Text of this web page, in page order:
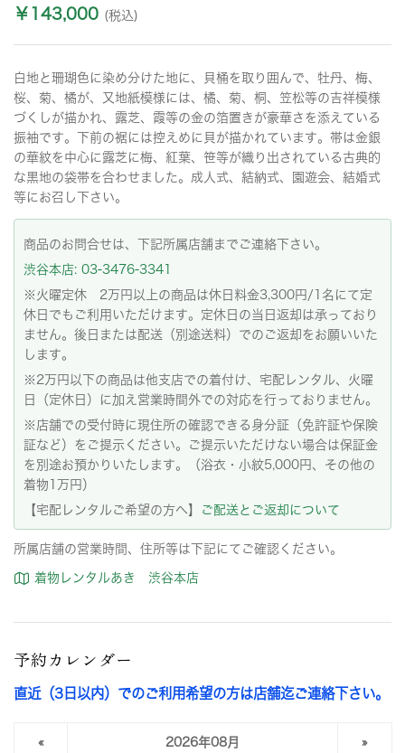
￥143,000 (税込)
白地と珊瑚色に染め分けた地に、貝桶を取り囲んで、牡丹、梅、
桜、菊、橘が、又地紙模様には、橘、菊、桐、笠松等の吉祥模様
づくしが描かれ、露芝、霞等の金の箔置きが豪華さを添えている
振袖です。下前の裾には控えめに貝が描かれています。帯は金銀
の華紋を中心に露芝に梅、紅葉、笹等が織り出されている古典的
な黒地の袋帯を合わせました。成人式、結納式、園遊会、結婚式
等にお召し下さい。
商品のお問合せは、下記所属店舗までご連絡下さい。
渋谷本店: 03-3476-3341
※火曜定休 2万円以上の商品は休日料金3,300円/1名にて定
休日でもご利用いただけます。定休日の当日返却は承っており
ません。後日または配送（別途送料）でのご返却をお願いいた
します。
※2万円以下の商品は他支店での着付け、宅配レンタル、火曜
日（定休日）に加え営業時間外での対応を行っておりません。
※店舗での受付時に現住所の確認できる身分証（免許証や保険
証など）をご提示ください。ご提示いただけない場合は保証金
を別途お預かりいたします。（浴衣・小紋5,000円、その他の
着物1万円）
【宅配レンタルご希望の方へ】
ご配送とご返却について
所属店舗の営業時間、住所等は下記にてご確認ください。
着物レンタルあき 渋谷本店
予約カレンダー
直近（3日以内）でのご利用希望の方は店舗迄ご連絡下さい。
« 2026年08月 »